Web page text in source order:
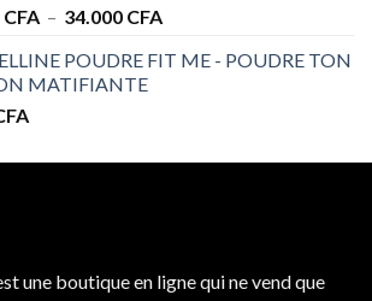
CFA – 34.000 CFAPlage
prix :
POUDRE FIT ME - POUDRE TON
MATIFIANTE
une boutique en ligne qui ne vend que